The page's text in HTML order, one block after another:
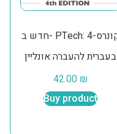
חדש ב- PTech: קונרס-4
בעברית להעברה אונליין
42.00 ₪
Buy product